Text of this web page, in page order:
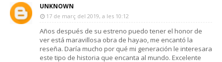
UNKNOWN
17 de març del 2019, a les 10:12
Años después de su estreno puedo tener el honor de
ver está maravillosa obra de hayao, me encantó la
reseña. Daría mucho por qué mi generación le interesara
este tipo de historia que encanta al mundo. Excelente